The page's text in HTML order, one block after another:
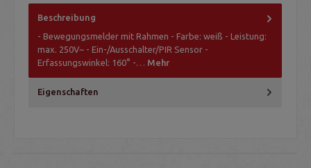
Beschreibung
- Bewegungsmelder mit Rahmen - Farbe: weiß - Leistung:
max. 250V~ - Ein-/Ausschalter/PIR Sensor -
Erfassungswinkel: 160° -… Mehr
Eigenschaften